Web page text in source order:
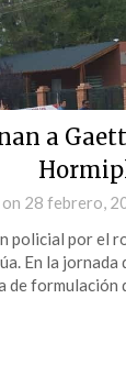
a
28 febrero,
policial por el
En la jornada
de formulación